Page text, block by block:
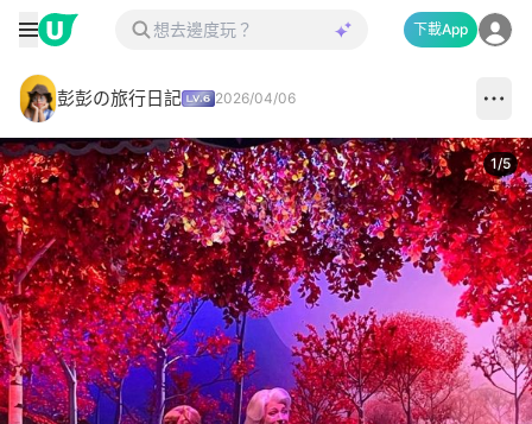
下載App
彭彭の旅行日記 2026/04/06
1/5